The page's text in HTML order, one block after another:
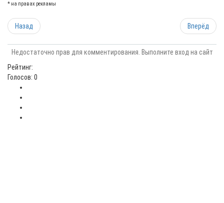
* на правах рекламы
Назад Вперёд
Недостаточно прав для комментирования. Выполните вход на сайт
Рейтинг:
Голосов: 0